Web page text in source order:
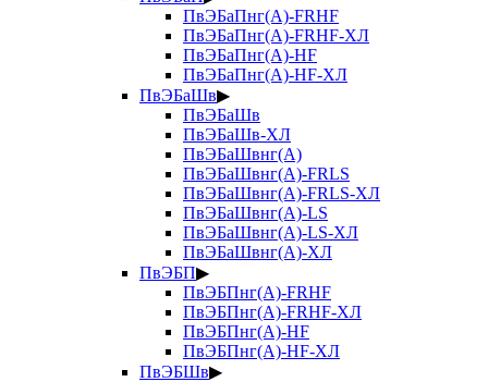
ПвЭБаПнг(А)-FRHF
ПвЭБаПнг(А)-FRHF-ХЛ
ПвЭБаПнг(А)-HF
ПвЭБаПнг(А)-HF-ХЛ
ПвЭБаШв▶
ПвЭБаШв
ПвЭБаШв-ХЛ
ПвЭБаШвнг(А)
ПвЭБаШвнг(А)-FRLS
ПвЭБаШвнг(А)-FRLS-ХЛ
ПвЭБаШвнг(А)-LS
ПвЭБаШвнг(А)-LS-ХЛ
ПвЭБаШвнг(А)-ХЛ
ПвЭБП▶
ПвЭБПнг(А)-FRHF
ПвЭБПнг(А)-FRHF-ХЛ
ПвЭБПнг(А)-HF
ПвЭБПнг(А)-HF-ХЛ
ПвЭБШв▶